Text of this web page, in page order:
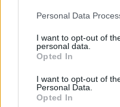
Personal Data
I want to opt-out of
personal data.
Opted In
I want to opt-out of
Personal Data.
Opted In